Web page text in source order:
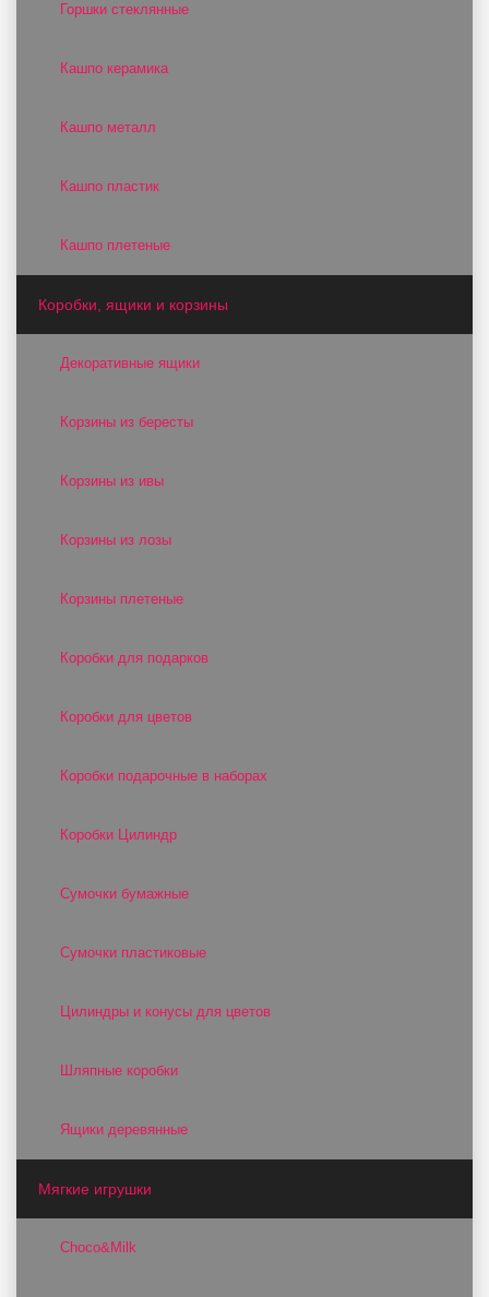
Горшки стеклянные
Кашпо керамика
Кашпо металл
Кашпо пластик
Кашпо плетеные
Коробки, ящики и корзины
Декоративные ящики
Корзины из бересты
Корзины из ивы
Корзины из лозы
Корзины плетеные
Коробки для подарков
Коробки для цветов
Коробки подарочные в наборах
Коробки Цилиндр
Сумочки бумажные
Сумочки пластиковые
Цилиндры и конусы для цветов
Шляпные коробки
Ящики деревянные
Мягкие игрушки
Choco&Milk